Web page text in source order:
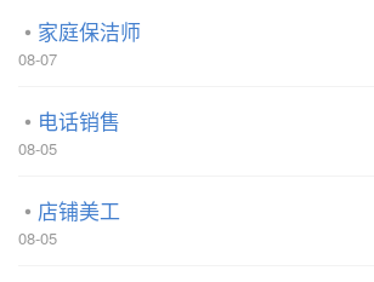
家庭保洁师
08-07
电话销售
08-05
店铺美工
08-05